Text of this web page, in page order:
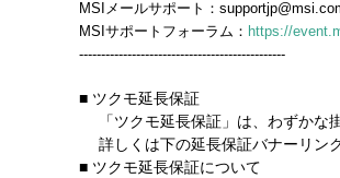
MSIメールサポート：
MSIサポートフォーラム： https://
-----------------------------------------------
■ ツクモ延長保証
「ツクモ延長保証」は、わずかな
詳しくは下の延長保証バナーリン
■ ツクモ延長保証について